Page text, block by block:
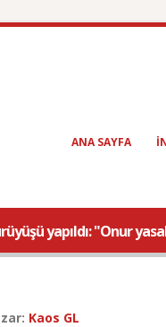
ANA SAYFA
yapıldı: "Onur
Kaos GL